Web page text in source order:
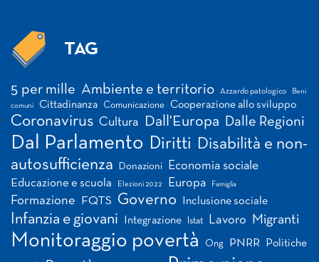
TAG
5 per mille Ambiente e territorio Azzardo patologico Beni
comuni Cittadinanza Comunicazione Cooperazione allo sviluppo
Coronavirus Cultura Dall'Europa Dalle Regioni
Dal Parlamento Diritti Disabilità e non-
autosufficienza
Donazioni Economia sociale
Educazione e scuola Elezioni 2022 Europa Famiglia
Formazione FQTS Governo Inclusione sociale
Infanzia e giovani Integrazione Istat Lavoro Migranti
Monitoraggio povertà Ong PNRR Politiche